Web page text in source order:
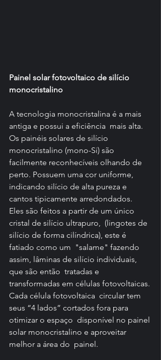
Painel solar fotovoltaico de silício
monocristalino
A tecnologia monocristalina é a mais
antiga e possui a eficiência  mais alta.
Os painéis solares de silício
monocristalino (mono-Si) são
facilmente reconhecíveis olhando de
perto. Possuem uma cor uniforme,
indicando silício de alta pureza e
cantos tipicamente arredondados.
Eles são feitos a partir de um único
cristal de silício ultrapuro,  (lingotes de
silício de forma cilíndrica), este é
fatiado como um  "salame" fazendo
assim, lâminas de silício individuais,
que são então  tratadas e
transformadas em células fotovoltaicas.
Cada célula fotovoltaica
  circular tem
seus “4 lados” cortados fora para
otimizar o espaço  disponível no painel
solar monocristalino e aproveitar
melhor a área do  painel.